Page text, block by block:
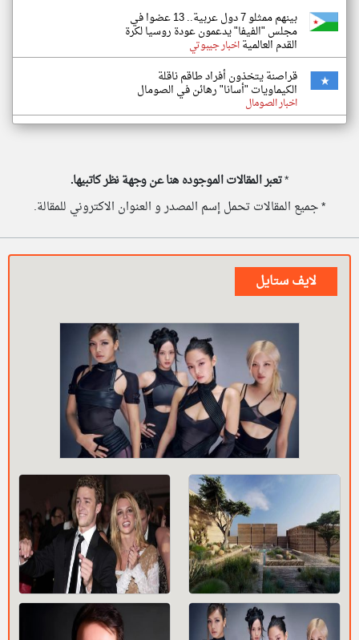
بينهم ممثلو 7 دول عربية.. 13 عضوا في
مجلس "الفيفا" يدعمون عودة روسيا لكرة
القدم العالميةاخبار جيبوتي
قراصنة يتخذون أفراد طاقم ناقلة
الكيماويات "أسانا" رهائن في الصومال
اخبار الصومال
*تعبر المقالات الموجوده هنا عن وجهة نظر كاتبيها.
* جميع المقالات تحمل إسم المصدر و العنوان الاكتروني للمقالة.
لايف ستايل